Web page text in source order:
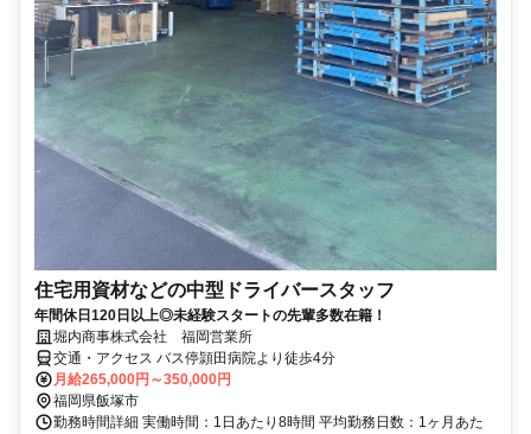
住宅用資材などの中型ドライバースタッフ
年間休日120日以上◎未経験スタートの先輩多数在籍！
堀内商事株式会社 福岡営業所
交通・アクセス バス停頴田病院より徒歩4分
月給265,000円～350,000円
福岡県飯塚市
勤務時間詳細 実働時間：1日あたり8時間 平均勤務日数：1ヶ月あた